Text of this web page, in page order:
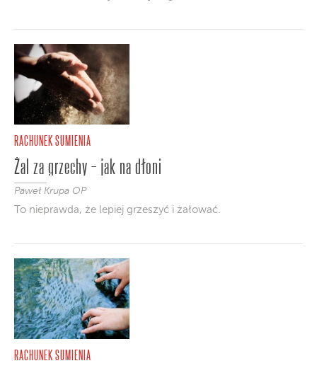
RACHUNEK SUMIENIA
Żal za grzechy – jak na dłoni
Paweł Krupa OP
To nieprawda, że lepiej grzeszyć i żałować.
RACHUNEK SUMIENIA